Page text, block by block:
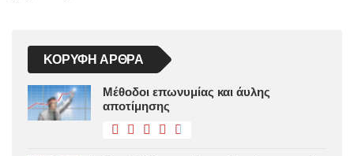
ΚΟΡΥΦΉ ΆΡΘΡΑ
Μέθοδοι επωνυμίας και άυλης
αποτίμησης